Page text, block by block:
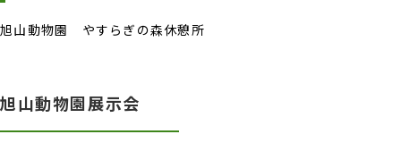
旭山動物園 やすらぎの森休憩所
旭山動物園展示会